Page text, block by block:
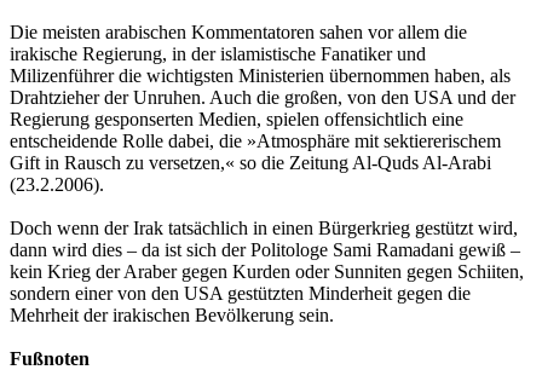
Die meisten arabischen Kommentatoren sahen vor allem die
irakische Regierung, in der islamistische Fanatiker und
Milizenführer die wichtigsten Ministerien übernommen haben, als
Drahtzieher der Unruhen. Auch die großen, von den USA und der
Regierung gesponserten Medien, spielen offensichtlich eine
entscheidende Rolle dabei, die »Atmosphäre mit sektiererischem
Gift in Rausch zu versetzen,« so die Zeitung Al-Quds Al-Arabi
(23.2.2006).
Doch wenn der Irak tatsächlich in einen Bürgerkrieg gestützt wird,
dann wird dies – da ist sich der Politologe Sami Ramadani gewiß –
kein Krieg der Araber gegen Kurden oder Sunniten gegen Schiiten,
sondern einer von den USA gestützten Minderheit gegen die
Mehrheit der irakischen Bevölkerung sein.
Fußnoten